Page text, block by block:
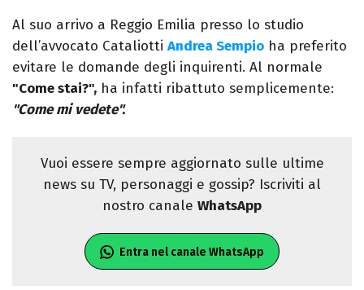
Al suo arrivo a Reggio Emilia presso lo studio
dell’avvocato Cataliotti Andrea Sempio ha preferito
evitare le domande degli inquirenti. Al normale
"Come stai?", ha infatti ribattuto semplicemente:
"Come mi vedete".
Vuoi essere sempre aggiornato sulle ultime
news su TV, personaggi e gossip? Iscriviti al
nostro canale WhatsApp
Entra nel canale WhatsApp